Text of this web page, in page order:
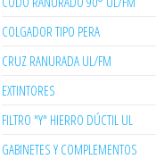
COLGADOR TIPO PERA
CRUZ RANURADA UL/FM
EXTINTORES
FILTRO "Y" HIERRO DÚCTIL UL
GABINETES Y COMPLEMENTOS